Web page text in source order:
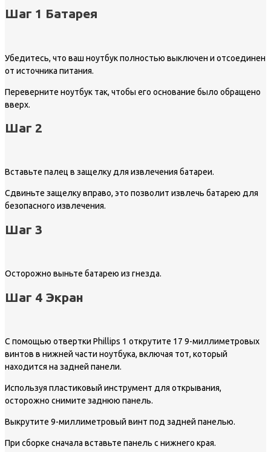
Шаг 1 Батарея
Убедитесь, что ваш ноутбук полностью выключен и отсоединен
от источника питания.
Переверните ноутбук так, чтобы его основание было обращено
вверх.
Шаг 2
Вставьте палец в защелку для извлечения батареи.
Сдвиньте защелку вправо, это позволит извлечь батарею для
безопасного извлечения.
Шаг 3
Осторожно выньте батарею из гнезда.
Шаг 4 Экран
С помощью отвертки Phillips 1 открутите 17 9-миллиметровых
винтов в нижней части ноутбука, включая тот, который
находится на задней панели.
Используя пластиковый инструмент для открывания,
осторожно снимите заднюю панель.
Выкрутите 9-миллиметровый винт под задней панелью.
При сборке сначала вставьте панель с нижнего края.